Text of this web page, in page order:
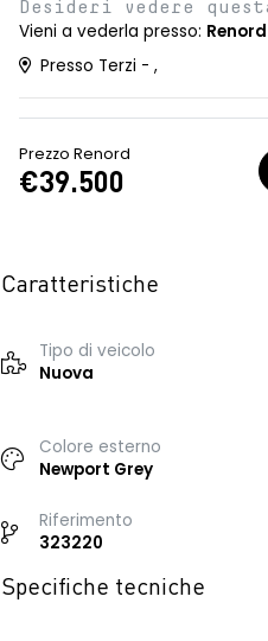
Desideri vedere
Vieni a vederla presso:
Presso Terzi - ,
Prezzo Renord
€39.500
Caratteristiche
Tipo di veicolo
Nuova
Colore esterno
Newport Grey
Riferimento
323220
Specifiche tecniche